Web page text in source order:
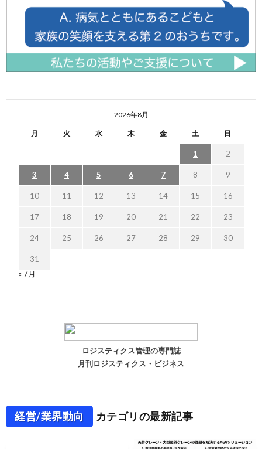
2026年8月
月 火 水 木 金 土 日
1 2
3 4 5 6 7 8 9
10 11 12 13 14 15 16
17 18 19 20 21 22 23
24 25 26 27 28 29 30
31
« 7月
ロジスティクス管理の専門誌
月刊ロジスティクス・ビジネス
経営/業界動向 カテゴリの最新記事